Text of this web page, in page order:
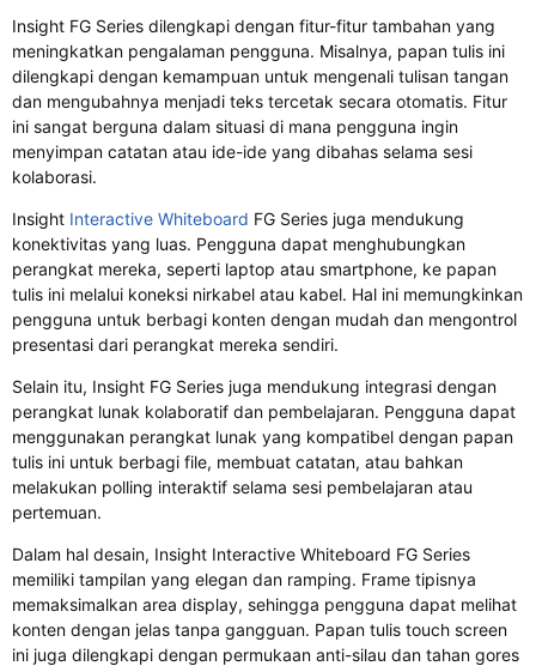
Insight FG Series dilengkapi dengan fitur-fitur tambahan yang
meningkatkan pengalaman pengguna. Misalnya, papan tulis ini
dilengkapi dengan kemampuan untuk mengenali tulisan tangan
dan mengubahnya menjadi teks tercetak secara otomatis. Fitur
ini sangat berguna dalam situasi di mana pengguna ingin
menyimpan catatan atau ide-ide yang dibahas selama sesi
kolaborasi.
Insight Interactive Whiteboard FG Series juga mendukung
konektivitas yang luas. Pengguna dapat menghubungkan
perangkat mereka, seperti laptop atau smartphone, ke papan
tulis ini melalui koneksi nirkabel atau kabel. Hal ini memungkinkan
pengguna untuk berbagi konten dengan mudah dan mengontrol
presentasi dari perangkat mereka sendiri.
Selain itu, Insight FG Series juga mendukung integrasi dengan
perangkat lunak kolaboratif dan pembelajaran. Pengguna dapat
menggunakan perangkat lunak yang kompatibel dengan papan
tulis ini untuk berbagi file, membuat catatan, atau bahkan
melakukan polling interaktif selama sesi pembelajaran atau
pertemuan.
Dalam hal desain, Insight Interactive Whiteboard FG Series
memiliki tampilan yang elegan dan ramping. Frame tipisnya
memaksimalkan area display, sehingga pengguna dapat melihat
konten dengan jelas tanpa gangguan. Papan tulis touch screen
ini juga dilengkapi dengan permukaan anti-silau dan tahan gores